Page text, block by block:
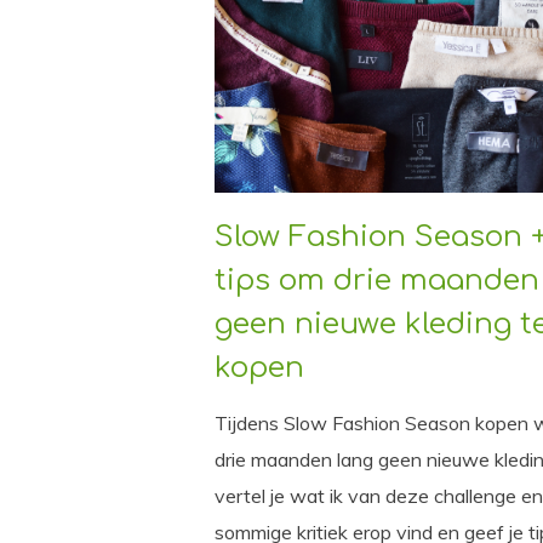
Slow Fashion Season
tips om drie maanden
geen nieuwe kleding
kopen
Tijdens Slow Fashion Season kopen
drie maanden lang geen nieuwe
vertel je wat ik van deze challenge en
sommige kritiek erop vind en geef je